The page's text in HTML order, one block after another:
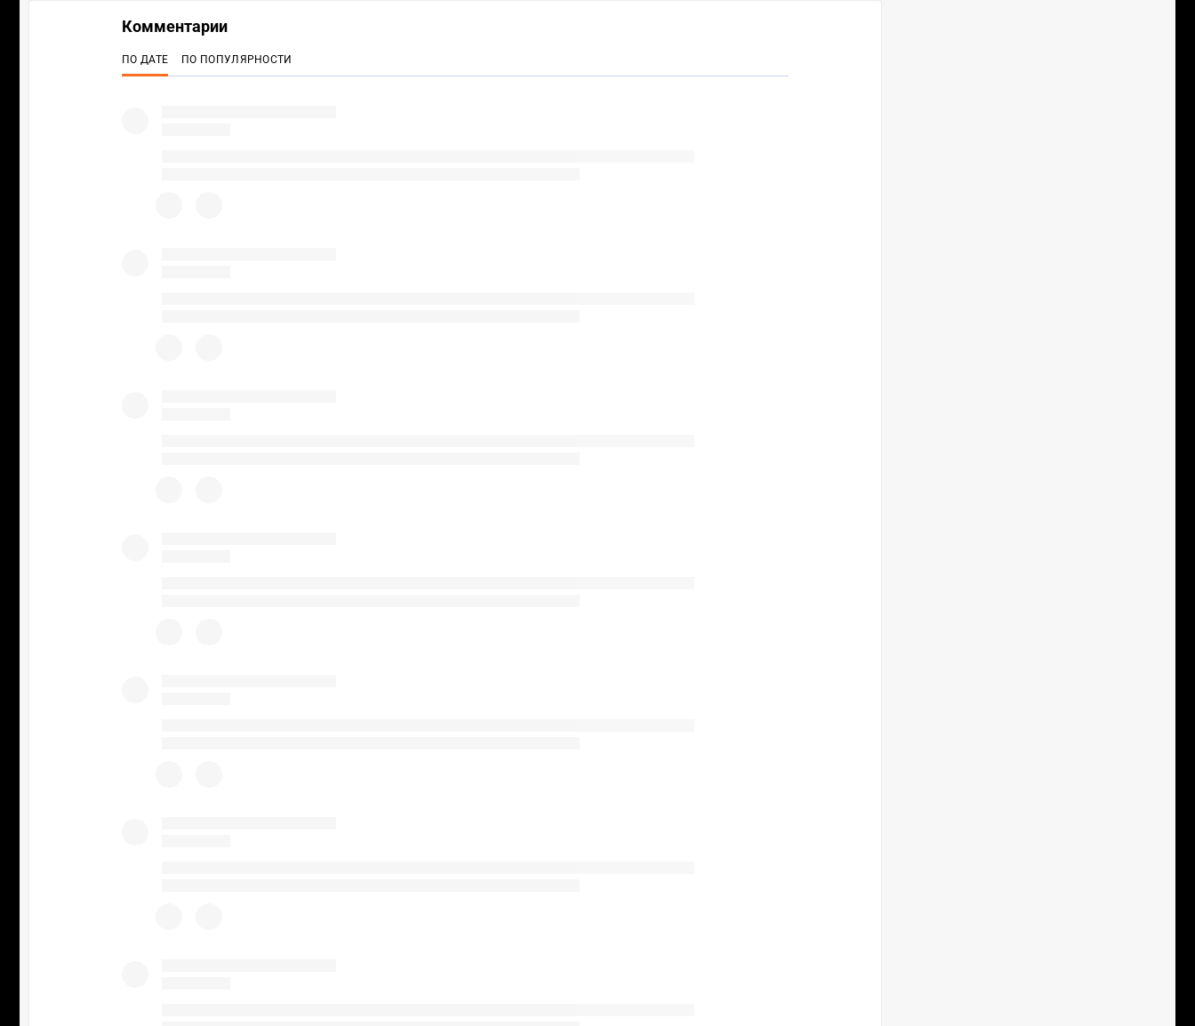
Комментарии
ПО ДАТЕ ПО ПОПУЛЯРНОСТИ